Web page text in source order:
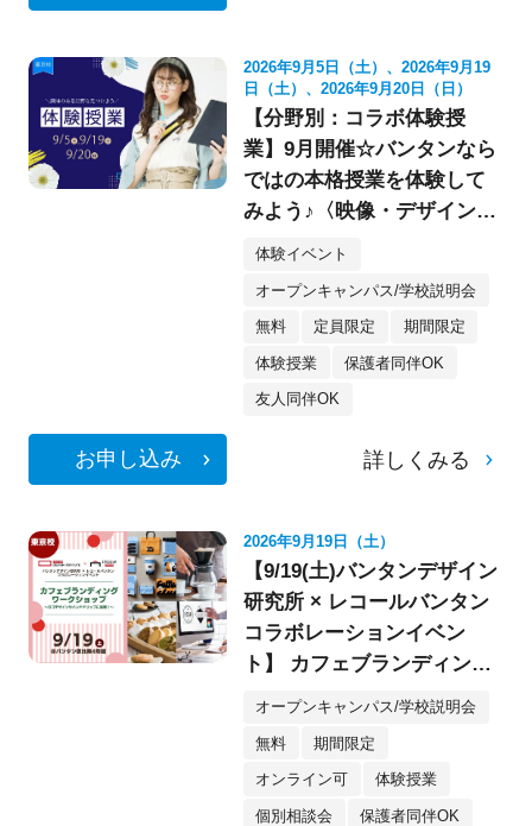
2026年9月5日（土）、2026年9月19
日（土）、2026年9月20日（日）
【分野別：コラボ体験授
業】9月開催☆バンタンなら
ではの本格授業を体験して
みよう♪〈映像・デザイン・
イラスト〉
体験イベント
オープンキャンパス/学校説明会
無料 定員限定 期間限定
体験授業 保護者同伴OK
友人同伴OK
お申し込み 詳しくみる
2026年9月19日（土）
【9/19(土)バンタンデザイン
研究所 × レコールバンタン
コラボレーションイベン
ト】 カフェブランディング
ワークショップ〈デザイ
オープンキャンパス/学校説明会
無料 期間限定
オンライン可 体験授業
個別相談会 保護者同伴OK